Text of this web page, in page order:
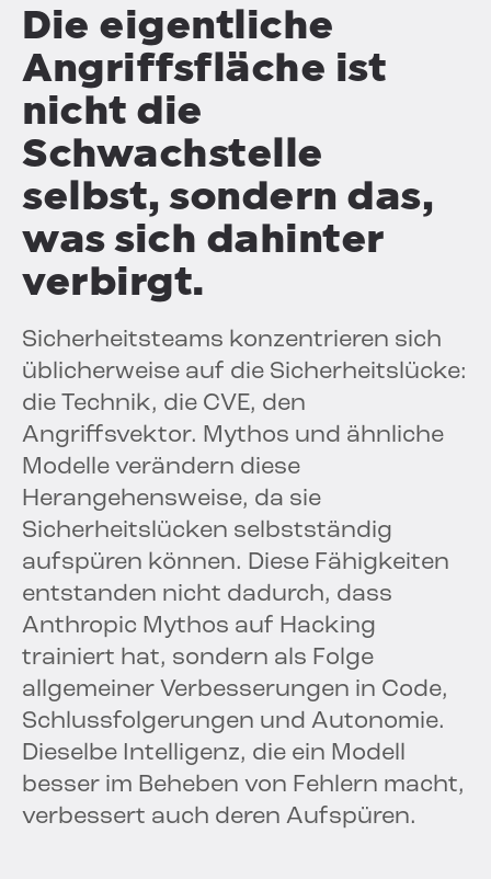
Die eigentliche
Angriffsfläche ist
nicht die
Schwachstelle
selbst, sondern das,
was sich dahinter
verbirgt.
Sicherheitsteams konzentrieren sich
üblicherweise auf die Sicherheitslücke:
die Technik, die CVE, den
Angriffsvektor. Mythos und ähnliche
Modelle verändern diese
Herangehensweise, da sie
Sicherheitslücken selbstständig
aufspüren können. Diese Fähigkeiten
entstanden nicht dadurch, dass
Anthropic Mythos auf Hacking
trainiert hat, sondern als Folge
allgemeiner Verbesserungen in Code,
Schlussfolgerungen und Autonomie.
Dieselbe Intelligenz, die ein Modell
besser im Beheben von Fehlern macht,
verbessert auch deren Aufspüren.